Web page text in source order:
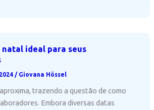
natal ideal para seus
/ Giovana Hössel
trazendo a questão de como
Embora diversas datas